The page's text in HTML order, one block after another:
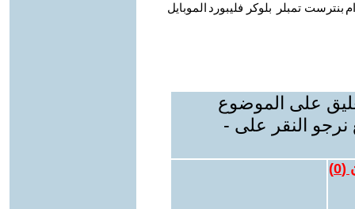
بنترست تمبلر بلوكر فليبورد الموبايل
على الموضوع
نرجو النقر على -
(
0
)